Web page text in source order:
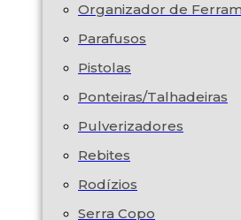
Organizador de
Parafusos
Pistolas
Ponteiras/Talhadeiras
Pulverizadores
Rebites
Rodízios
Serra Copo